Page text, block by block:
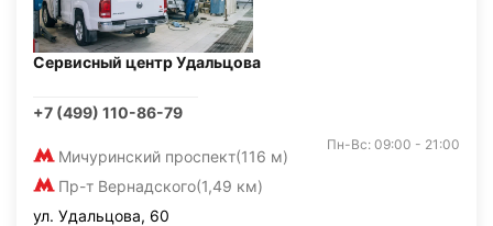
Сервисный центр Удальцова
+7 (499) 110-86-79
Мичуринский проспект(116 м)
Пр-т Вернадского(1,49 км)
Пн-Вс: 09:00 - 21:00
ул. Удальцова, 60